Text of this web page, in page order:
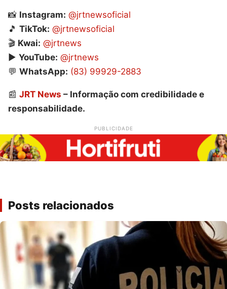
📸 Instagram: @jrtnewsoficial
🎵 TikTok: @jrtnewsoficial
🎬 Kwai: @jrtnews
▶️ YouTube: @jrtnews
💬 WhatsApp: (83) 99929-2883
📰 JRT News – Informação com credibilidade e
responsabilidade.
PUBLICIDADE
Posts relacionados